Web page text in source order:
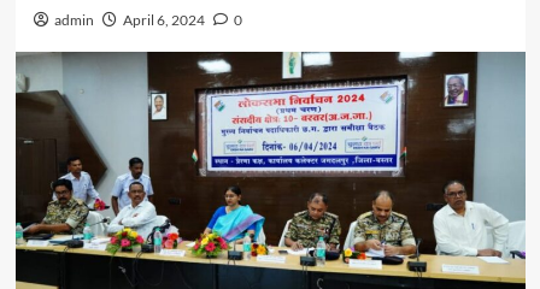
admin April 6, 2024 0